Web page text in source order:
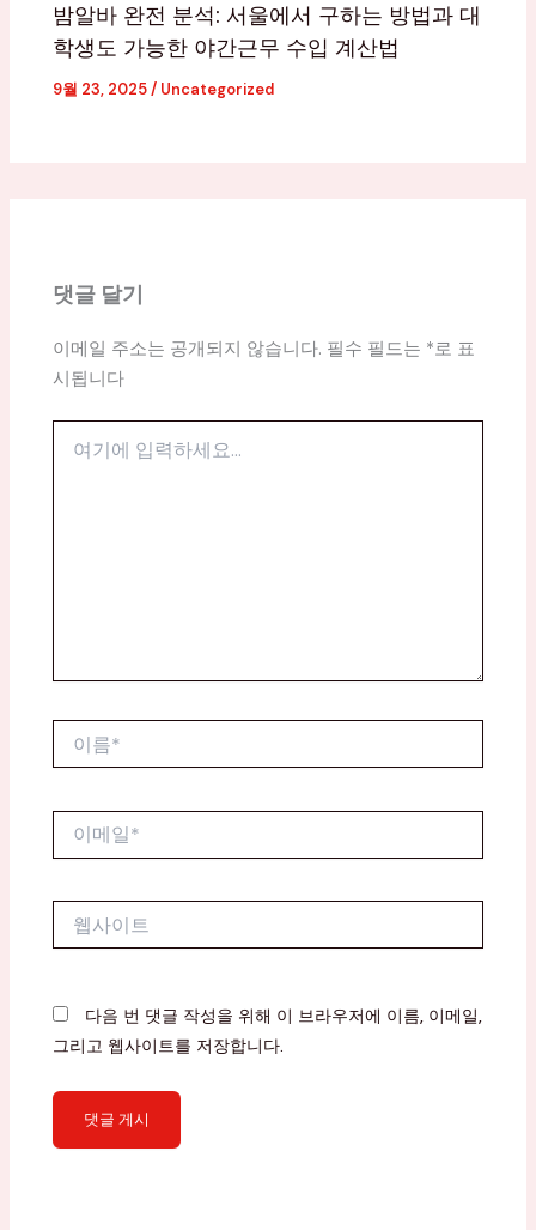
밤알바 완전 분석: 서울에서 구하는 방법과 대
학생도 가능한 야간근무 수입 계산법
9월 23, 2025/ Uncategorized
댓글 달기
이메일 주소는 공개되지 않습니다. 필수 필드는 *로 표
시됩니다
다음 번 댓글 작성을 위해 이 브라우저에 이름, 이메일,
그리고 웹사이트를 저장합니다.